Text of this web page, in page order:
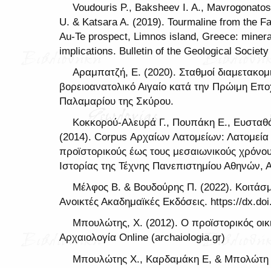
Voudouris P., Baksheev I. A.,
U. & Katsara A. (2019). Tourmaline from the
Au-Te prospect, Limnos island, Greece:
implications. Bulletin of the Geological
Αραμπατζή, Ε. (2020). Σταθμοί
βορειοανατολικό Αιγαίο κατά την Πρώιμη
Παλαμαρίου της Σκύρου.
Κοκκορού-Αλευρά Γ., Πουπάκη Ε.,
(2014). Corpus Αρχαίων Λατομείων:
προϊστορικούς έως τους μεσαιωνικούς
Ιστορίας της Τέχνης Πανεπιστημίου
Μέλφος Β. & Βουδούρης Π. (2022).
Ανοικτές Ακαδημαϊκές Εκδόσεις. https://
Μπουλώτης, Χ. (2012). Ο προϊστορικός
Αρχαιολογία Online (archaiologia.gr)
Μπουλώτης Χ., Καρδαμάκη Ε, & Μπολώτη